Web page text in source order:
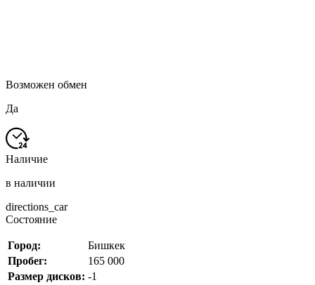
Возможен обмен
Да
Наличие
в наличии
directions_car
Состояние
Город:
Бишкек
Пробег:
165 000
Размер дисков: -1